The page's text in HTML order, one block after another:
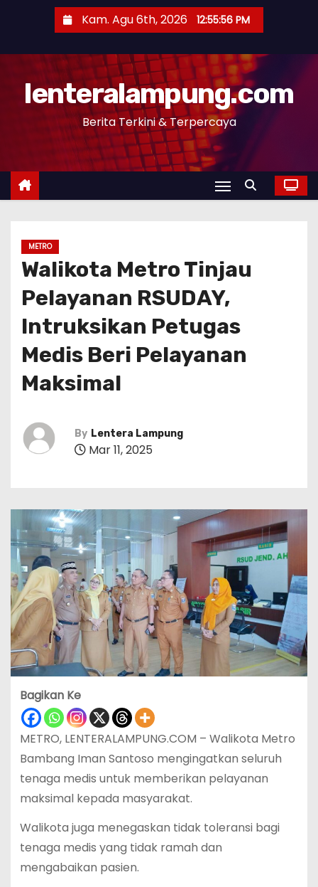
n
Kam. Agu 6th, 2026 12:55:57 PM
lenteralampung.com
Berita Terkini & Terpercaya
METRO
Walikota Metro Tinjau
Pelayanan RSUDAY,
Intruksikan Petugas
Medis Beri Pelayanan
Maksimal
By Lentera Lampung
Mar 11, 2025
Bagikan Ke
METRO, LENTERALAMPUNG.COM – Walikota Metro
Bambang Iman Santoso mengingatkan seluruh
tenaga medis untuk memberikan pelayanan
maksimal kepada masyarakat.
Walikota juga menegaskan tidak toleransi bagi
tenaga medis yang tidak ramah dan
mengabaikan pasien.